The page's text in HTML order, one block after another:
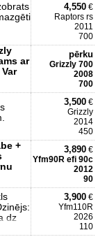
4,550 €
Raptors rs
2011
700
ar
pērku
Grizzly 700
2008
700
3,500 €
Grizzly
2014
450
+
3,890 €
Yfm90R efi 90c
2012
90
dz
3,900 €
Yfm110R
2026
110